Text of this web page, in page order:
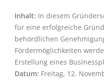
Inhalt: In diesem
für eine erfolgreiche
behördlichen
Fördermöglichkeiten
Erstellung eines
Datum: Freitag, 12.